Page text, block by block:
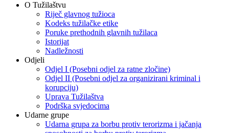
O Tužilaštvu
Riječ glavnog tužioca
Kodeks tužilačke etike
Poruke prethodnih glavnih tužilaca
Istorijat
Nadležnosti
Odjeli
Odjel I (Posebni odjel za ratne zločine)
Odjel II (Posebni odjel za organizirani kriminal i
korupciju)
Uprava Tužilaštva
Podrška svjedocima
Udarne grupe
Udarna grupa za borbu protiv terorizma i jačanja